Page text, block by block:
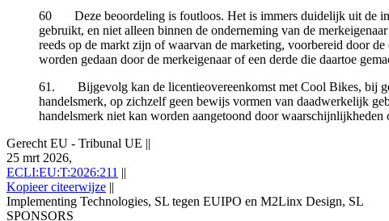
60 Deze beoordeling is foutloos. Het is immers duidelijk uit de in
gebruikt, en niet alleen binnen de onderneming van de
reeds op de markt zijn of waarvan de marketing, voorbereid door
worden gedaan door de merkeigenaar of een derde die daartoe
61. Bijgevolg kan de licentieovereenkomst met Cool Bikes, bij
handelsmerk, op zichzelf geen bewijs vormen van daadwerkelijk
handelsmerk niet kan worden aangetoond door
Gerecht EU - Tribunal UE ||
25 mrt 2026,
ECLI:EU:T:2026:211 ||
Kopieer citeerwijze ||
Implementing Technologies, SL tegen EUIPO en M2Linx Design, SL
SPONSORS